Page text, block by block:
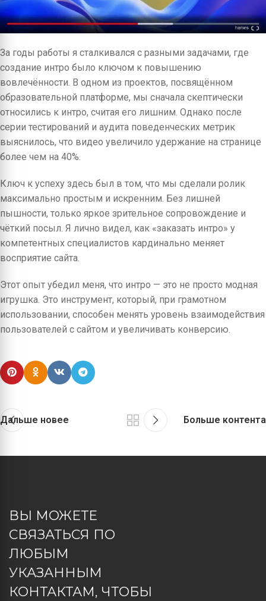
За годы работы я сталкивался с разными задачами, где
создание интро было ключом к повышению
вовлечённости. В одном из проектов, посвящённом
образовательной платформе, мы сначала скептически
относились к интро, считая его лишним. Однако после
серии тестирований и аудита поведенческих метрик
выяснилось, что видео увеличило удержание на странице
более чем на 40%.
Ключ к успеху здесь был в том, что мы сделали ролик
максимально простым и искренним. Без лишней
пышности, только яркое зрительное сопровождение и
чёткий посыл. Я лично видел, как «заказать интро» у
компетентных специалистов кардинально меняет
восприятие сайта.
Этот опыт убедил меня, что интро — это не просто модная
игрушка. Это инструмент, который, при грамотном
использовании, способен менять уровень взаимодействия
пользователей с сайтом и увеличивать конверсию.
Дальше новее Больше контента
ВЫ МОЖЕТЕ
СВЯЗАТЬСЯ ПО
ЛЮБЫМ
УКАЗАННЫМ
КОНТАКТАМ, ЧТОБЫ